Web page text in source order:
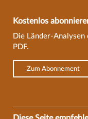
Kostenlos
Die Länder-
PDF.
Zum Abonnement